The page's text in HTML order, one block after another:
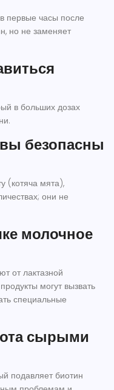
первые часы после
но не заменяет
в больших дозах
безопасны
(котяча мята),
они не
молочное
от лактазной
могут вызвать
специальные
сырыми
подавляет биотин